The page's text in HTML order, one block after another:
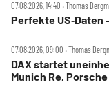
07.08.2026, 14:40 ‧ Thomas
Perfekte US‑Daten
07.08.2026, 09:00 ‧ Thomas
DAX startet
Munich Re,